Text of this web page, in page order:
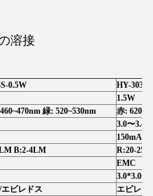
溶接
0.5W
HY-
1.5W
緑: 520~530nm
赤:
3.0〜3.4V
150mA*3
B:2-4LM
R:20-
EMC
ピレドス
エピレド